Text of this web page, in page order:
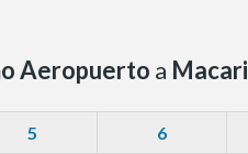
Aeropuerto a Macari
5 6